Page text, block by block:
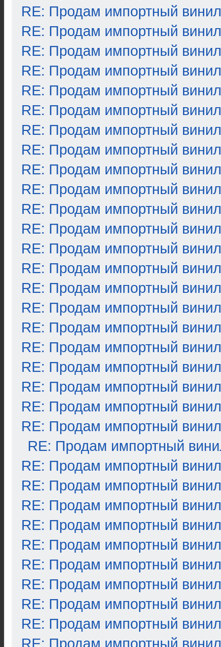
RE: Продам импортный винил
RE: Продам импортный винил
RE: Продам импортный винил
RE: Продам импортный винил
RE: Продам импортный винил
RE: Продам импортный винил
RE: Продам импортный винил
RE: Продам импортный винил
RE: Продам импортный винил
RE: Продам импортный винил
RE: Продам импортный винил
RE: Продам импортный винил
RE: Продам импортный винил
RE: Продам импортный винил
RE: Продам импортный винил
RE: Продам импортный винил
RE: Продам импортный винил
RE: Продам импортный винил
RE: Продам импортный винил
RE: Продам импортный винил
RE: Продам импортный винил
RE: Продам импортный винил
RE: Продам импортный
RE: Продам импортный винил
RE: Продам импортный винил
RE: Продам импортный винил
RE: Продам импортный винил
RE: Продам импортный винил
RE: Продам импортный винил
RE: Продам импортный винил
RE: Продам импортный винил
RE: Продам импортный винил
RE: Продам импортный винил